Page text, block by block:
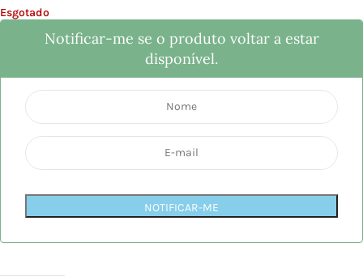
Esgotado
Notificar-me se o produto voltar a estar
disponível.
NOTIFICAR-ME